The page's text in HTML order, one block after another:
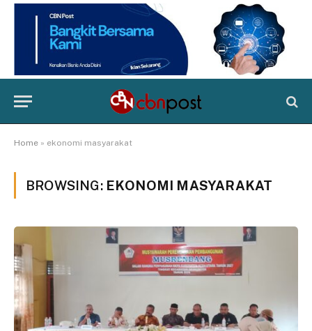
Home » ekonomi masyarakat
BROWSING: EKONOMI MASYARAKAT